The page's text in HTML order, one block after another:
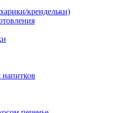
крендельки)